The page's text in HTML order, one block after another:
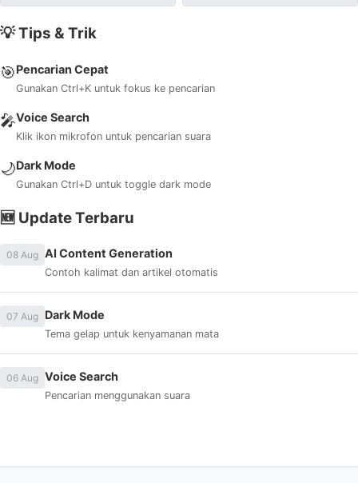
💡 Tips & Trik
🎯Pencarian Cepat
Gunakan Ctrl+K untuk fokus ke pencarian
🎤Voice Search
Klik ikon mikrofon untuk pencarian suara
🌙Dark Mode
Gunakan Ctrl+D untuk toggle dark mode
🆕 Update Terbaru
08 Aug AI Content Generation
Contoh kalimat dan artikel otomatis
07 Aug Dark Mode
Tema gelap untuk kenyamanan mata
06 Aug Voice Search
Pencarian menggunakan suara